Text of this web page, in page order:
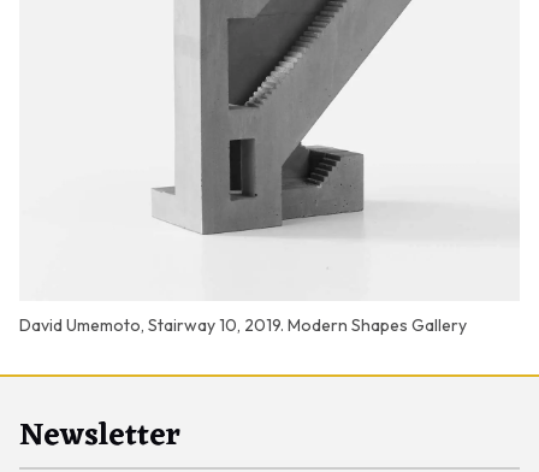
David Umemoto, Stairway 10, 2019. Modern Shapes Gallery
Newsletter